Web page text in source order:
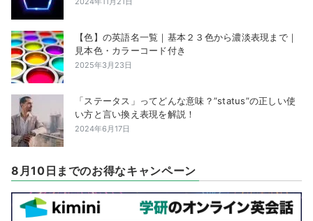
【色】の英語名一覧｜基本２３色から濃淡表現まで｜
見本色・カラーコード付き
2025年3月23日
「ステータス」ってどんな意味？”status”の正しい使
い方と言い換え表現を解説！
2024年6月17日
8月10日までのお得なキャンペーン